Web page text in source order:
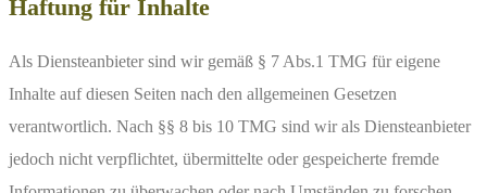
Haftung für Inhalte
Als Diensteanbieter sind wir gemäß § 7 Abs.1 TMG für eigene
Inhalte auf diesen Seiten nach den allgemeinen Gesetzen
verantwortlich. Nach §§ 8 bis 10 TMG sind wir als Diensteanbieter
jedoch nicht verpflichtet, übermittelte oder gespeicherte fremde